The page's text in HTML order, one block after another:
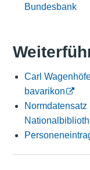
Bundesbank
Carl
bavarikon